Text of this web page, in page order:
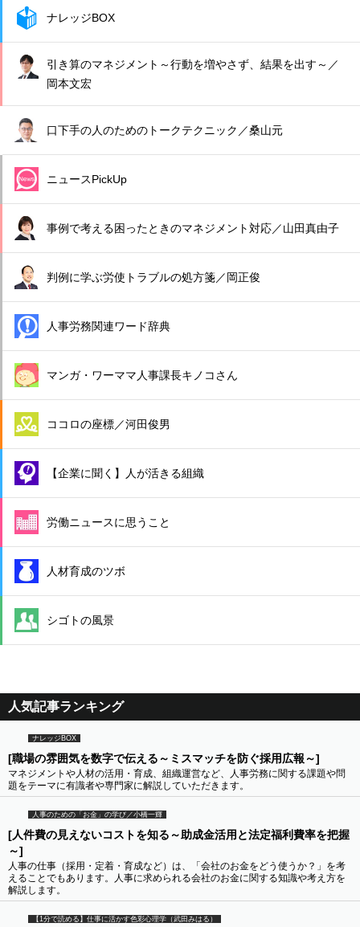
ナレッジBOX
引き算のマネジメント～行動を増やさず、結果を出す～／
岡本文宏
口下手の人のためのトークテクニック／桑山元
ニュースPickUp
事例で考える困ったときのマネジメント対応／山田真由子
判例に学ぶ労使トラブルの処方箋／岡正俊
人事労務関連ワード辞典
マンガ・ワーママ人事課長キノコさん
ココロの座標／河田俊男
【企業に聞く】人が活きる組織
労働ニュースに思うこと
人材育成のツボ
シゴトの風景
人気記事ランキング
ナレッジBOX
[職場の雰囲気を数字で伝える～ミスマッチを防ぐ採用広報～]
マネジメントや人材の活用・育成、組織運営など、人事労務に関する課題や問
題をテーマに有識者や専門家に解説していただきます。
人事のための「お金」の学び／小橋一輝
[人件費の見えないコストを知る～助成金活用と法定福利費率を把握
～]
人事の仕事（採用・定着・育成など）は、「会社のお金をどう使うか？」を考
えることでもあります。人事に求められる会社のお金に関する知識や考え方を
解説します。
【1分で読める】仕事に活かす色彩心理学（武田みはる）